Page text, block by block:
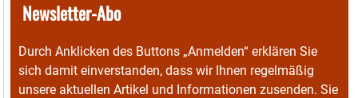
Newsletter-Abo
Durch Anklicken des Buttons „Anmelden“ erklären Sie
sich damit einverstanden, dass wir Ihnen regelmäßig
unsere aktuellen Artikel und Informationen zusenden. Sie